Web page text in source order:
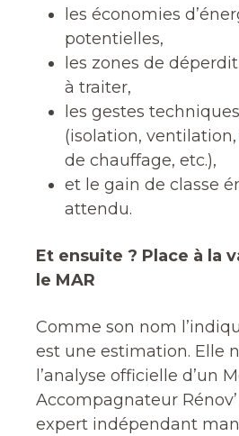
les économies
potentielles,
les zones de
à traiter,
les gestes
(isolation,
de chauffage, etc.),
et le gain de classe
attendu.
Et ensuite ? Place à la
le MAR
Comme son nom
est une estimation. Elle
l’analyse officielle d’un
Accompagnateur
expert indépendant